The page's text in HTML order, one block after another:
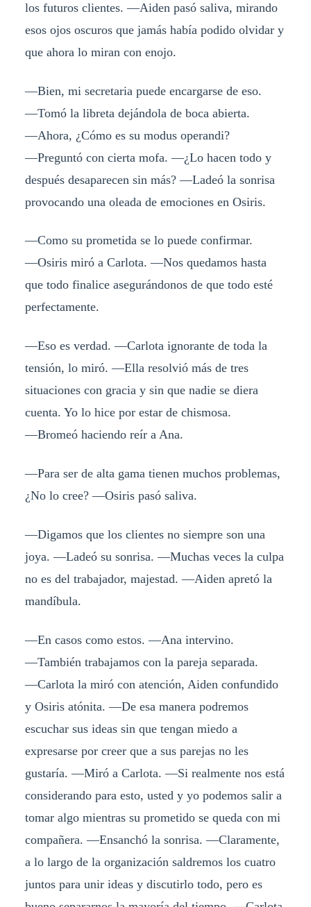
los futuros clientes. ―Aiden pasó saliva, mirando
esos ojos oscuros que jamás había podido olvidar y
que ahora lo miran con enojo.
―Bien, mi secretaria puede encargarse de eso.
―Tomó la libreta dejándola de boca abierta.
―Ahora, ¿Cómo es su modus operandi?
―Preguntó con cierta mofa. ―¿Lo hacen todo y
después desaparecen sin más? ―Ladeó la sonrisa
provocando una oleada de emociones en Osiris.
―Como su prometida se lo puede confirmar.
―Osiris miró a Carlota. ―Nos quedamos hasta
que todo finalice asegurándonos de que todo esté
perfectamente.
―Eso es verdad. ―Carlota ignorante de toda la
tensión, lo miró. ―Ella resolvió más de tres
situaciones con gracia y sin que nadie se diera
cuenta. Yo lo hice por estar de chismosa.
―Bromeó haciendo reír a Ana.
―Para ser de alta gama tienen muchos problemas,
¿No lo cree? ―Osiris pasó saliva.
―Digamos que los clientes no siempre son una
joya. ―Ladeó su sonrisa. ―Muchas veces la culpa
no es del trabajador, majestad. ―Aiden apretó la
mandíbula.
―En casos como estos. ―Ana intervino.
―También trabajamos con la pareja separada.
―Carlota la miró con atención, Aiden confundido
y Osiris atónita. ―De esa manera podremos
escuchar sus ideas sin que tengan miedo a
expresarse por creer que a sus parejas no les
gustaría. ―Miró a Carlota. ―Si realmente nos está
considerando para esto, usted y yo podemos salir a
tomar algo mientras su prometido se queda con mi
compañera. ―Ensanchó la sonrisa. ―Claramente,
a lo largo de la organización saldremos los cuatro
juntos para unir ideas y discutirlo todo, pero es